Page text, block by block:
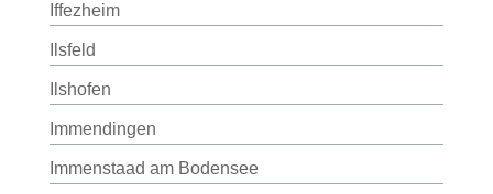
Iffezheim
Ilsfeld
Ilshofen
Immendingen
Immenstaad am Bodensee